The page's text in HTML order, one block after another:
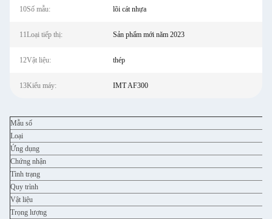
10Số mẫu: lõi cát nhựa
11Loại tiếp thị: Sản phẩm mới năm 2023
12Vật liệu: thép
13Kiểu máy: IMT AF300
Mẫu số
Loại
Ứng dụng
Chứng nhận
Tình trạng
Quy trình
Vật liệu
Trọng lượng